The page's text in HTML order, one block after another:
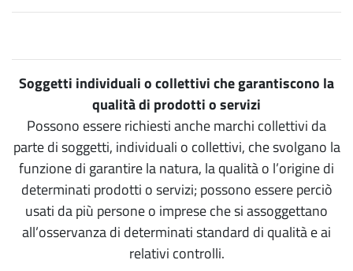
Soggetti individuali o collettivi che garantiscono la
qualità di prodotti o servizi
Possono essere richiesti anche marchi collettivi da
parte di soggetti, individuali o collettivi, che svolgano la
funzione di garantire la natura, la qualità o l’origine di
determinati prodotti o servizi; possono essere perciò
usati da più persone o imprese che si assoggettano
all’osservanza di determinati standard di qualità e ai
relativi controlli.